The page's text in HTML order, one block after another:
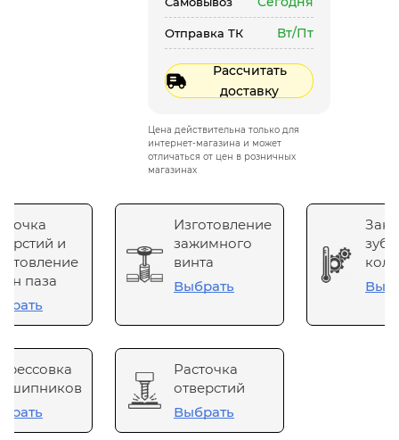
Отправка ТК Вт/Пт
Рассчитать
доставку
Цена действительна только для
интернет-магазина и может
отличаться от цен в розничных
магазинах
и
паза
Изготовление
зажимного
винта
Выбрать
Расточка
отверстий
Выбрать